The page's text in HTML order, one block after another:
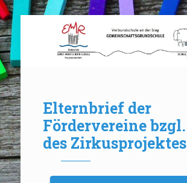
Elternbrief der
Fördervereine bzgl.
des Zirkusprojektes